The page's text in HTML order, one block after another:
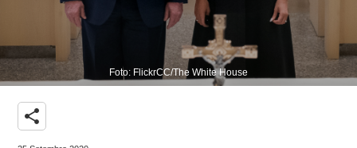
Foto: FlickrCC/The White House
share